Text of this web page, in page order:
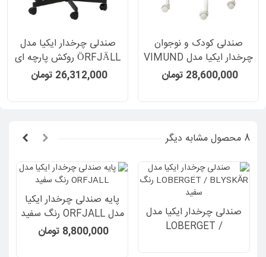
صندلی کودک و نوجوان
چرخدار ایکیا مدل VIMUND
روکش پارچه ای رنگ فیروزه
ای
28,600,000 تومان
صندلی چرخدار ایکیا مدل
ÖRFJÄLL روکش پارچه ای
رنگ قرمز/مشکی
26,312,000 تومان
8 محصول مشابه دیگر
صندلی چرخدار ایکیا مدل
LOBERGET /
پایه صندلی چرخدار ایکیا
مدل ORFJALL رنگ سفید
8,800,000 تومان